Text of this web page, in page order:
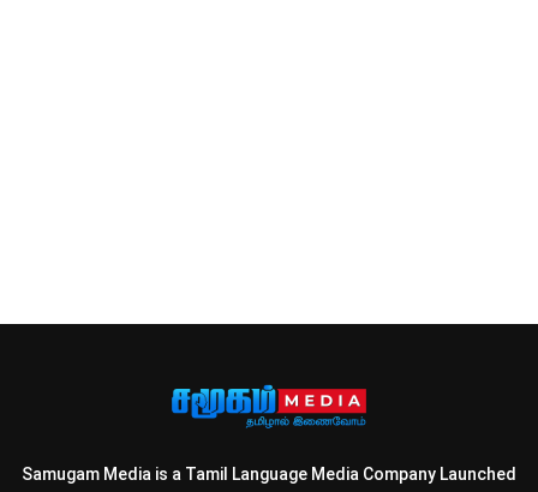
Samugam Media is a Tamil Language Media Company Launched